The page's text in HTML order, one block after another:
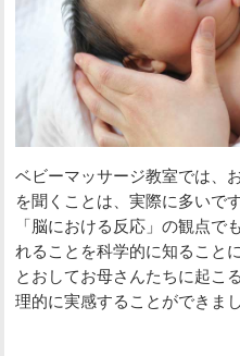
ベビーマッサージ教室では、
を聞くことは、実際に多いで
「脳における反応」の観点で
れることを科学的に知ること
とおしてお母さんたちに起こ
理的に実感することができまし